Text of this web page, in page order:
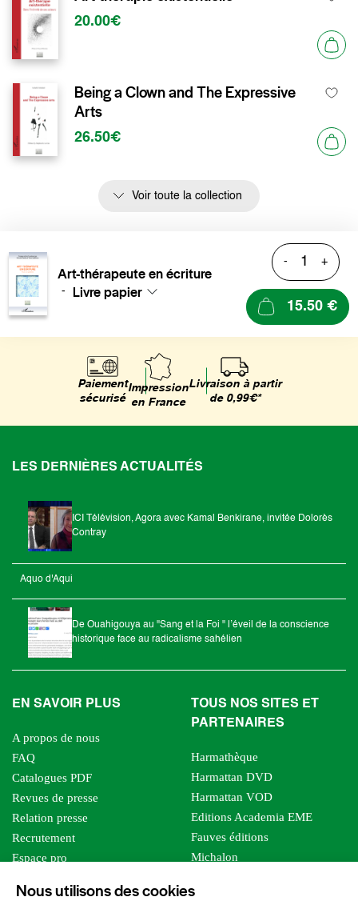
Nous utilisons des cookies
20.00€
Being a Clown and The Expressive
Arts
26.50€
Voir toute la collection
Art-thérapeute en écriture
- Livre papier
- +
15.50 €
Paiement
sécurisé
Impression
en France
Livraison à partir
de 0,99€*
LES DERNIÈRES ACTUALITÉS
ICI Télévision, Agora avec Kamal Benkirane, invitée Dolorès
Contray
Aquo d'Aqui
De Ouahigouya au "Sang et la Foi " l’éveil de la conscience
historique face au radicalisme sahélien
EN SAVOIR PLUS
A propos de nous
FAQ
Catalogues PDF
Revues de presse
Relation presse
Recrutement
Espace pro
TOUS NOS SITES ET
PARTENAIRES
Harmathèque
Harmattan DVD
Harmattan VOD
Editions Academia EME
Fauves éditions
Michalon